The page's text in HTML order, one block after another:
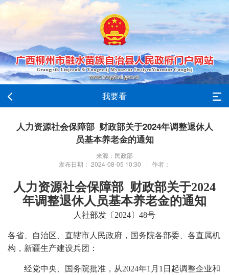
我要看
人力资源社会保障部 财政部关于2024年调整退休人
员基本养老金的通知
来源：民政部
发布日期： 2024-08-05 10:30 | 作者：
人力资源社会保障部 财政部关于2024
年调整退休人员基本养老金的通知
人社部发〔2024〕48号
各省、自治区、直辖市人民政府，国务院各部委、各直属机
构，新疆生产建设兵团：
经党中央、国务院批准，从2024年1月1日起调整企业和